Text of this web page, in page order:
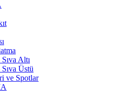
Altı
Üstü
ve Spotlar